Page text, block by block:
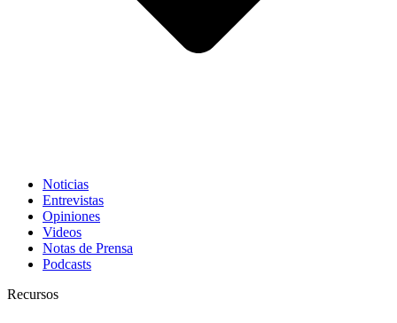
Noticias
Entrevistas
Opiniones
Videos
Notas de Prensa
Podcasts
Recursos